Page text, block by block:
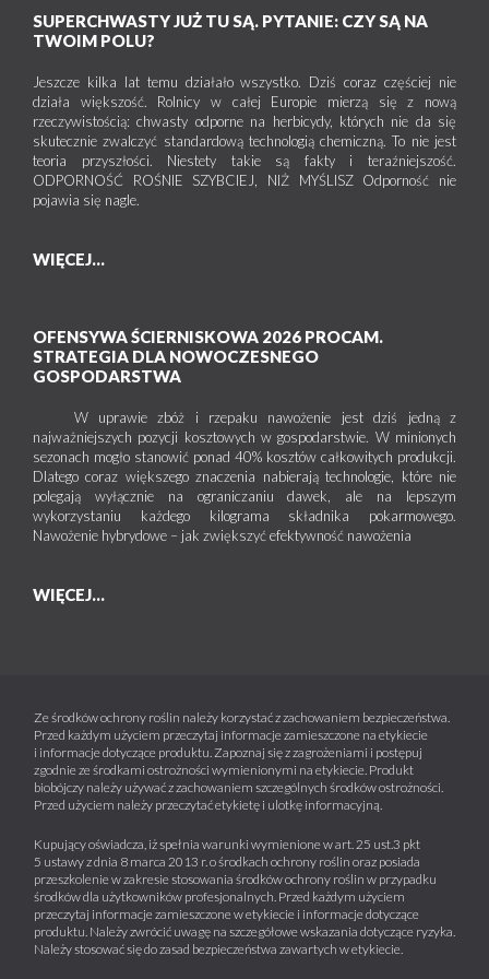
SUPERCHWASTY JUŻ TU SĄ. PYTANIE: CZY SĄ NA
TWOIM POLU?
Jeszcze kilka lat temu działało wszystko. Dziś coraz częściej nie
działa większość. Rolnicy w całej Europie mierzą się z nową
rzeczywistością: chwasty odporne na herbicydy, których nie da się
skutecznie zwalczyć standardową technologią chemiczną. To nie jest
teoria przyszłości. Niestety takie są fakty i teraźniejszość.
ODPORNOŚĆ ROŚNIE SZYBCIEJ, NIŻ MYŚLISZ Odporność nie
pojawia się nagle.
WIĘCEJ...
OFENSYWA ŚCIERNISKOWA 2026 PROCAM.
STRATEGIA DLA NOWOCZESNEGO
GOSPODARSTWA
W uprawie zbóż i rzepaku nawożenie jest dziś jedną z
najważniejszych pozycji kosztowych w gospodarstwie. W minionych
sezonach mogło stanowić ponad 40% kosztów całkowitych produkcji.
Dlatego coraz większego znaczenia nabierają technologie, które nie
polegają wyłącznie na ograniczaniu dawek, ale na lepszym
wykorzystaniu każdego kilograma składnika pokarmowego.
Nawożenie hybrydowe – jak zwiększyć efektywność nawożenia
WIĘCEJ...
Ze środków ochrony roślin należy korzystać z zachowaniem bezpieczeństwa.
Przed każdym użyciem przeczytaj informacje zamieszczone na etykiecie
i informacje dotyczące produktu. Zapoznaj się z zagrożeniami i postępuj
zgodnie ze środkami ostrożności wymienionymi na etykiecie. Produkt
biobójczy należy używać z zachowaniem szczególnych środków ostrożności.
Przed użyciem należy przeczytać etykietę i ulotkę informacyjną.
Kupujący oświadcza, iż spełnia warunki wymienione w art. 25 ust.3 pkt
5 ustawy z dnia 8 marca 2013 r. o środkach ochrony roślin oraz posiada
przeszkolenie w zakresie stosowania środków ochrony roślin w przypadku
środków dla użytkowników profesjonalnych. Przed każdym użyciem
przeczytaj informacje zamieszczone w etykiecie i informacje dotyczące
produktu. Należy zwrócić uwagę na szczegółowe wskazania dotyczące ryzyka.
Należy stosować się do zasad bezpieczeństwa zawartych w etykiecie.